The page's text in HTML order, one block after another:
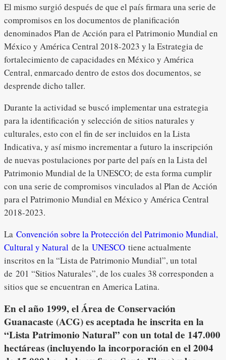
El mismo surgió después de que el país firmara una serie de
compromisos en los documentos de planificación
denominados Plan de Acción para el Patrimonio Mundial en
México y América Central 2018-2023 y la Estrategia de
fortalecimiento de capacidades en México y América
Central, enmarcado dentro de estos dos documentos, se
desprende dicho taller.
Durante la actividad se buscó implementar una estrategia
para la identificación y selección de sitios naturales y
culturales, esto con el fin de ser incluidos en la Lista
Indicativa, y así mismo incrementar a futuro la inscripción
de nuevas postulaciones por parte del país en la Lista del
Patrimonio Mundial de la UNESCO; de esta forma cumplir
con una serie de compromisos vinculados al Plan de Acción
para el Patrimonio Mundial en México y América Central
2018-2023.
La Convención sobre la Protección del Patrimonio Mundial,
Cultural y Natural de la UNESCO tiene actualmente
inscritos en la “Lista de Patrimonio Mundial”, un total
de 201 “Sitios Naturales”, de los cuales 38 corresponden a
sitios que se encuentran en America Latina.
En el año 1999, el Área de Conservación
Guanacaste (ACG) es aceptada he inscrita en la
“Lista Patrimonio Natural” con un total de 147.000
hectáreas (incluyendo la incorporación en el 2004